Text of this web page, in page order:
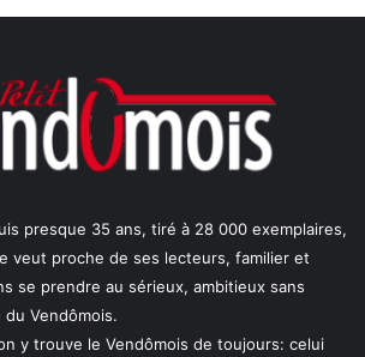
presque 35 ans, tiré à 28 000 exemplaires,
veut proche de ses lecteurs, familier et
se prendre au sérieux, ambitieux sans
du Vendômois.
y trouve le Vendômois de toujours: celui